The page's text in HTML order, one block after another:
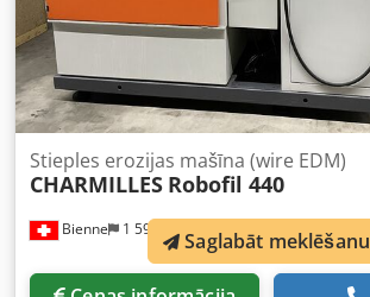
Bienne 1 597 km
Stieples erozijas mašīna (wire EDM)
CHARMILLES Robofil 440
Saglabāt meklēšanu